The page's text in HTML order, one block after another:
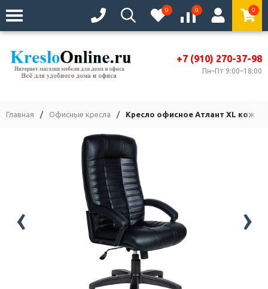
0 0 0
+7 (910) 270-37-98
Пн–Пт 9:00–18:00
Главная / Офисные кресла / Кресло офисное Атлант XL
‹ ›